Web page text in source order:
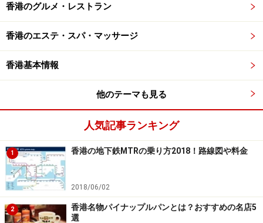
香港のグルメ・レストラン
香港のエステ・スパ・マッサージ
香港基本情報
他のテーマも見る
人気記事ランキング
1 香港の地下鉄MTRの乗り方2018！路線図や料金
2018/06/02
2
香港名物パイナップルパンとは？おすすめの名店5
選